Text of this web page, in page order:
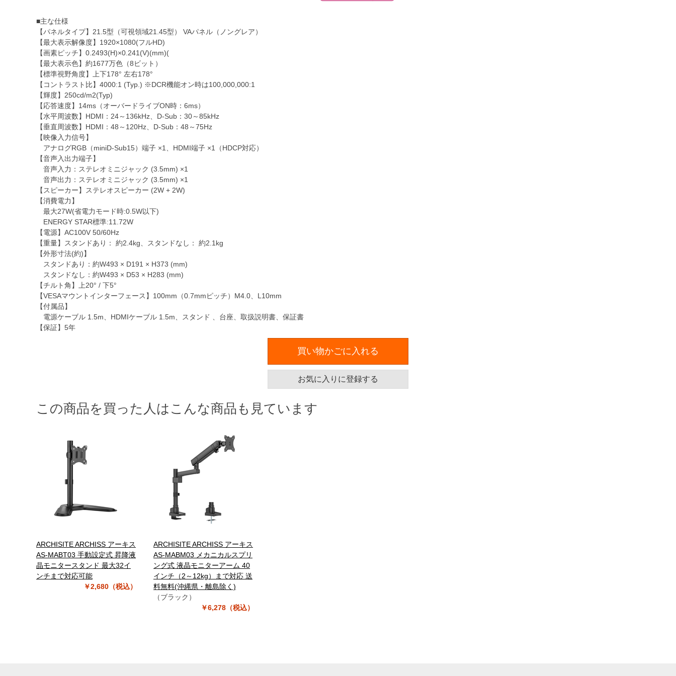
■主な仕様
【パネルタイプ】21.5型（可視領域21.45型） VAパネル（ノングレア）
【最大表示解像度】1920×1080(フルHD)
【画素ピッチ】0.2493(H)×0.241(V)(mm)(
【最大表示色】約1677万色（8ビット）
【標準視野角度】上下178° 左右178°
【コントラスト比】4000:1 (Typ.) ※DCR機能オン時は100,000,000:1
【輝度】250cd/m2(Typ)
【応答速度】14ms（オーバードライブON時：6ms）
【水平周波数】HDMI：24～136kHz、D-Sub：30～85kHz
【垂直周波数】HDMI：48～120Hz、D-Sub：48～75Hz
【映像入力信号】
アナログRGB（miniD-Sub15）端子 ×1、HDMI端子 ×1（HDCP対応）
【音声入出力端子】
音声入力：ステレオミニジャック (3.5mm) ×1
音声出力：ステレオミニジャック (3.5mm) ×1
【スピーカー】ステレオスピーカー (2W + 2W)
【消費電力】
最大27W(省電力モード時:0.5W以下)
ENERGY STAR標準:11.72W
【電源】AC100V 50/60Hz
【重量】スタンドあり： 約2.4kg、スタンドなし： 約2.1kg
【外形寸法(約)】
スタンドあり：約W493 × D191 × H373 (mm)
スタンドなし：約W493 × D53 × H283 (mm)
【チルト角】上20° / 下5°
【VESAマウントインターフェース】100mm（0.7mmピッチ）M4.0、L10mm
【付属品】
電源ケーブル 1.5m、HDMIケーブル 1.5m、スタンド 、台座、取扱説明書、保証書
【保証】5年
買い物かごに入れる
お気に入りに登録する
この商品を買った人はこんな商品も見ています
ARCHISITE ARCHISS アーキス
AS-MABT03 手動設定式 昇降液
晶モニタースタンド 最大32イ
ンチまで対応可能
￥2,680（税込）
ARCHISITE ARCHISS アーキス
AS-MABM03 メカニカルスプリ
ング式 液晶モニターアーム 40
インチ（2～12kg）まで対応 送
料無料(沖縄県・離島除く)
（ブラック）
￥6,278（税込）